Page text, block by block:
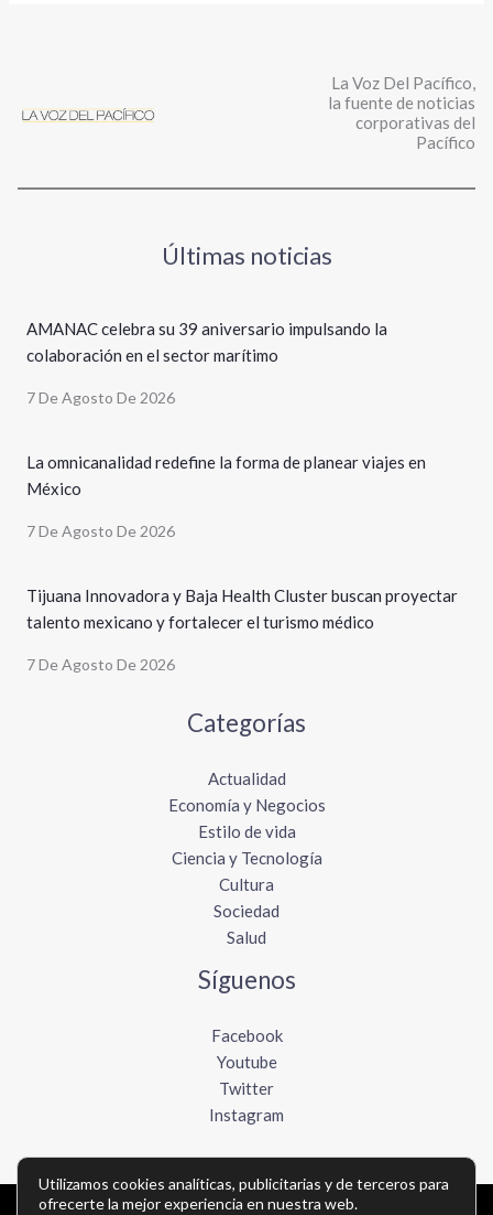
La Voz Del Pacífico,
la fuente de noticias
corporativas del
Pacífico
Últimas noticias
AMANAC celebra su 39 aniversario impulsando la
colaboración en el sector marítimo
7 De Agosto De 2026
La omnicanalidad redefine la forma de planear viajes en
México
7 De Agosto De 2026
Tijuana Innovadora y Baja Health Cluster buscan proyectar
talento mexicano y fortalecer el turismo médico
7 De Agosto De 2026
Categorías
Actualidad
Economía y Negocios
Estilo de vida
Ciencia y Tecnología
Cultura
Sociedad
Salud
Síguenos
Facebook
Youtube
Twitter
Instagram
Utilizamos cookies analíticas, publicitarias y de terceros para
ofrecerte la mejor experiencia en nuestra web.